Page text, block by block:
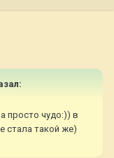
просто чудо:)) в
стала такой же)